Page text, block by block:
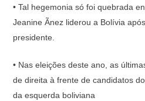
• Tal hegemonia só foi quebrada
Jeanine Ãnez liderou a Bolívia
presidente.
• Nas eleições deste ano, as
de direita à frente de candidatos
da esquerda boliviana